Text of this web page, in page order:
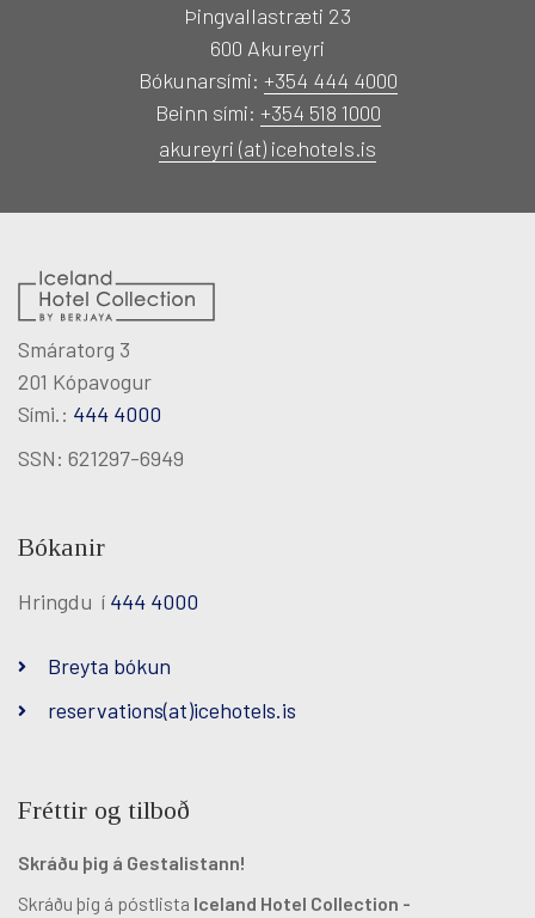
HEILSULINDIR
GJAFABRÉF
FUNDIR & VIÐBURÐIR
Þingvallastræti 23
600 Akureyri
Bókunarsími: +354 444 4000
Beinn sími: +354 518 1000
akureyri (at) icehotels.is
Smáratorg 3
201 Kópavogur
Sími.: 444 4000
SSN: 621297-6949
Bókanir
Hringdu í 444 4000
Breyta bókun
reservations(at)icehotels.is
Fréttir og tilboð
Skráðu þig á Gestalistann!
Skráðu þig á póstlista Iceland Hotel Collection -